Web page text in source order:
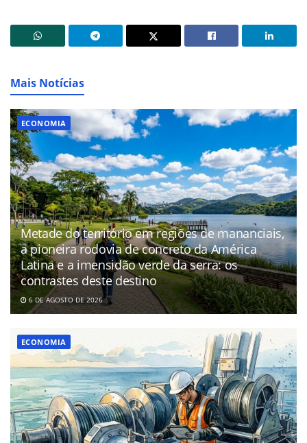
Mais Notícias
ECONOMIA
Metade do território em regiões de mananciais,
a pioneira rodovia de concreto da América
Latina e a imensidão verde da serra: os
contrastes deste destino
6 DE AGOSTO DE 2026
ECONOMIA